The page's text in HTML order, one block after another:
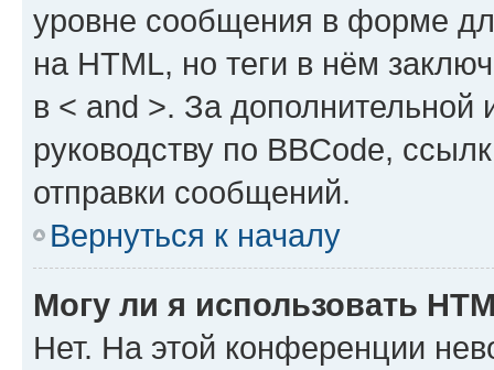
уровне сообщения в форме
на HTML, но теги в нём
в < and >. За
руководству по BBCode,
отправки сообщений.
Вернуться к началу
Могу ли я использовать
Нет. На этой конференции